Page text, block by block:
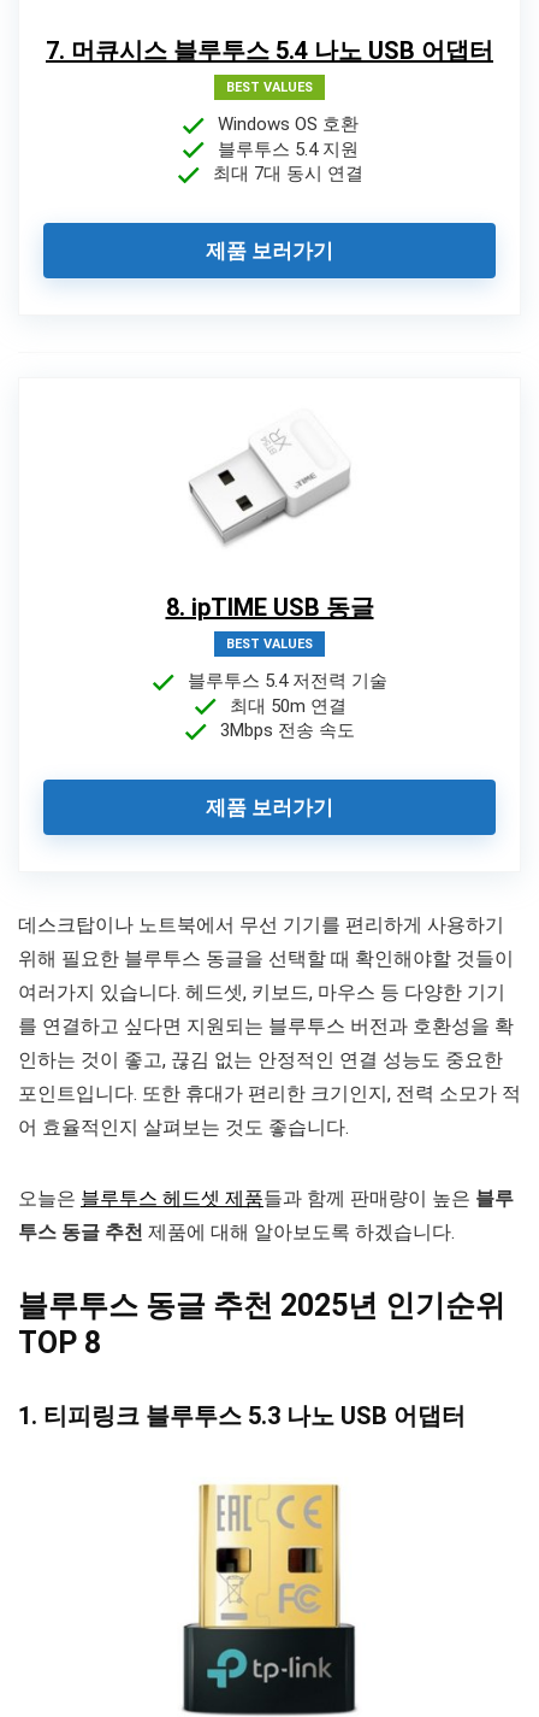
7. 머큐시스 블루투스 5.4 나노 USB 어댑터
BEST VALUES
Windows OS 호환
블루투스 5.4 지원
최대 7대 동시 연결
제품 보러가기
8. ipTIME USB 동글
BEST VALUES
블루투스 5.4 저전력 기술
최대 50m 연결
3Mbps 전송 속도
제품 보러가기
데스크탑이나 노트북에서 무선 기기를 편리하게 사용하기
위해 필요한 블루투스 동글을 선택할 때 확인해야할 것들이
여러가지 있습니다. 헤드셋, 키보드, 마우스 등 다양한 기기
를 연결하고 싶다면 지원되는 블루투스 버전과 호환성을 확
인하는 것이 좋고, 끊김 없는 안정적인 연결 성능도 중요한
포인트입니다. 또한 휴대가 편리한 크기인지, 전력 소모가 적
어 효율적인지 살펴보는 것도 좋습니다.
오늘은 블루투스 헤드셋 제품들과 함께 판매량이 높은 블루
투스 동글 추천 제품에 대해 알아보도록 하겠습니다.
블루투스 동글 추천 2025년 인기순위
TOP 8
1. 티피링크 블루투스 5.3 나노 USB 어댑터